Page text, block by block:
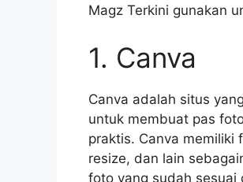
Magz Terkini gunakan
1. Canva
Canva adalah situs
untuk membuat pas
praktis. Canva
resize, dan lain
foto yang sudah sesuai